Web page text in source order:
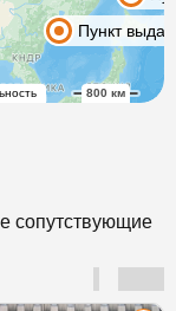
сопутствующие